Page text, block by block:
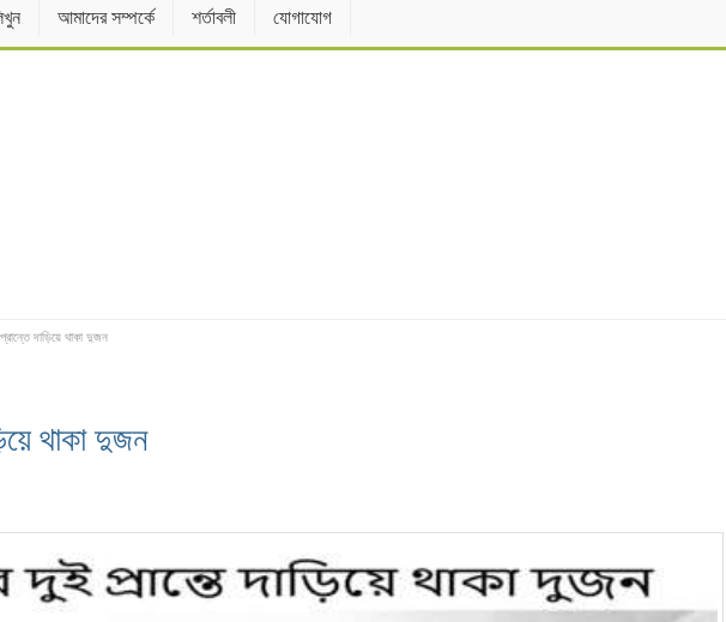
আমাদের সম্পর্কে শর্তাবলী যোগাযোগ
দাড়িয়ে থাকা দুজন
থাকা দুজন